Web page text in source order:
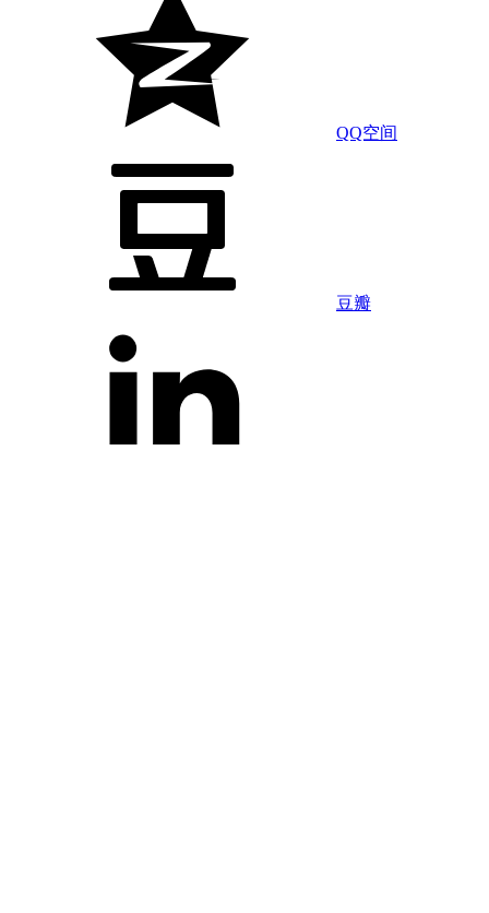
QQ空间
豆瓣